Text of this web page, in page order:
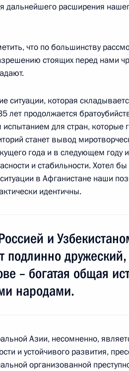
Соглашения между
и обязательств
Узбекистана по случаю
договора
Узбекистана Исламу
Исламом
дальнейшего расширения
что по большинству
стоящих перед нами
ситуации, которая
лет продолжается
для стран, которые
станет вывод
года и в следующем
и стабильности. Хотел бы
в Афганистане наши
идентичны.
и
подлинно
– богатая общая
народами.
Азии, несомненно,
и устойчивого развития,
организованной